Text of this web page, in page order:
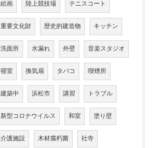
絵画 陸上競技場 テニスコート
重要文化財 歴史的建造物 キッチン
洗面所 水漏れ 外壁 音楽スタジオ
寝室 換気扇 タバコ 喫煙所
建築中 浜松市 講習 トラブル
新型コロナウイルス 和室 塗り壁
介護施設 木材腐朽菌 社寺